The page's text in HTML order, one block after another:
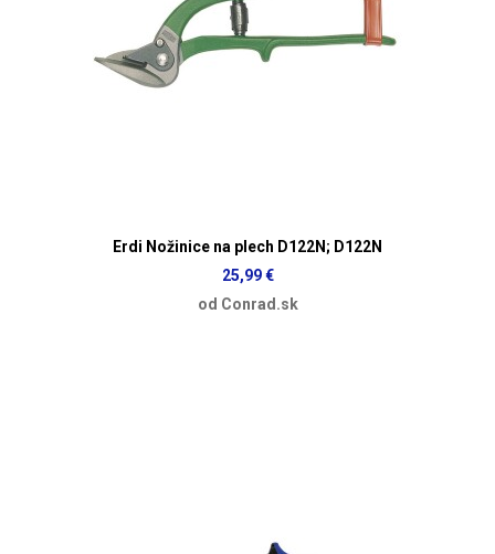
Erdi Nožinice na plech D122N; D122N
25,99 €
od Conrad.sk